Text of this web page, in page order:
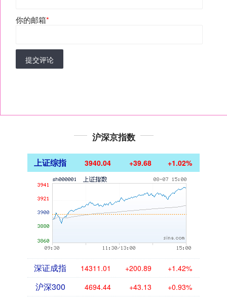
你的邮箱*
提交评论
沪深京指数
上证综指 3940.04 +39.68 +1.02%
深证成指 14311.01 +200.89 +1.42%
沪深300 4694.44 +43.13 +0.93%